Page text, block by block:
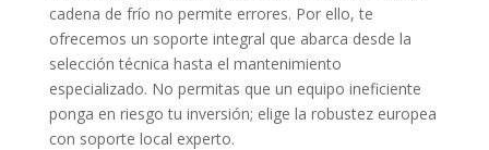
cadena de frío no permite errores. Por ello, te
ofrecemos un soporte integral que abarca desde la
selección técnica hasta el mantenimiento
especializado. No permitas que un equipo ineficiente
ponga en riesgo tu inversión; elige la robustez europea
con soporte local experto.